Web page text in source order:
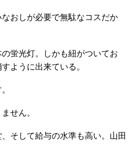
おしが必要で無駄なコスだか
蛍光灯。しかも紐がついてお
ように出来ている。
せん。
そして給与の水準も高い。山田